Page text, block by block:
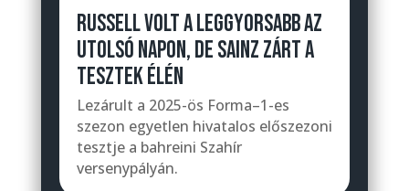
RUSSELL VOLT A LEGGYORSABB AZ
UTOLSÓ NAPON, DE SAINZ ZÁRT A
TESZTEK ÉLÉN
Lezárult a 2025-ös Forma–1-es
szezon egyetlen hivatalos előszezoni
tesztje a bahreini Szahír
versenypályán.